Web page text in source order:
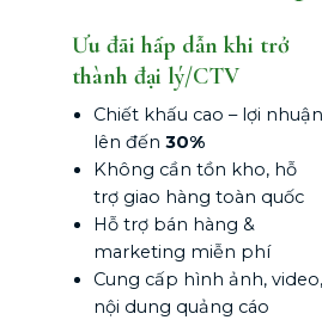
Ưu đãi hấp dẫn khi trở
thành đại lý/CTV
Chiết khấu cao – lợi nhuận
lên đến 30%
Không cần tồn kho, hỗ
trợ giao hàng toàn quốc
Hỗ trợ bán hàng &
marketing miễn phí
Cung cấp hình ảnh, video,
nội dung quảng cáo